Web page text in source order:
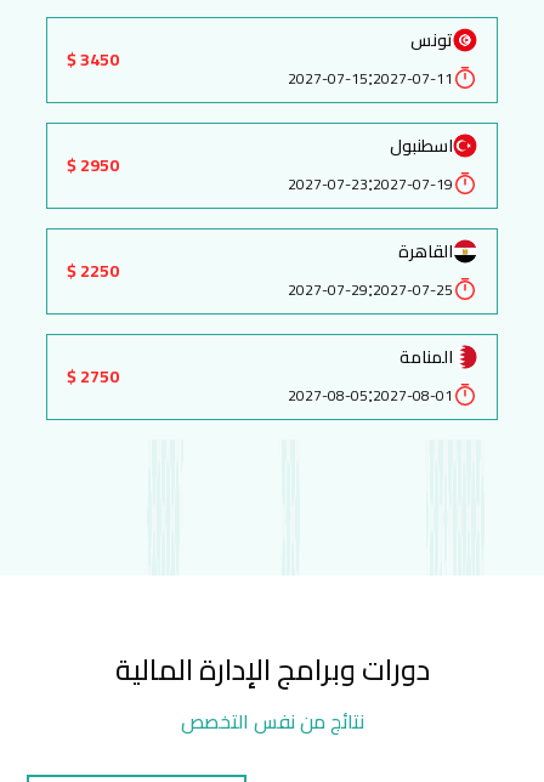
تونس
2027-07-11
:
2027-07-15
3450 $
اسطنبول
2027-07-19
:
2027-07-23
2950 $
القاهرة
2027-07-25
:
2027-07-29
2250 $
المنامة
2027-08-01
:
2027-08-05
2750 $
دورات وبرامج الإدارة المالية
نتائج من نفس التخصص